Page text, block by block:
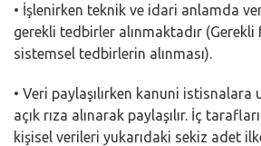
• İşlenirken teknik ve idari anlamda
gerekli tedbirler alınmaktadır (Gerekli
sistemsel tedbirlerin alınması).
• Veri paylaşılırken kanuni istisnalara
açık rıza alınarak paylaşılır. İç
kişisel verileri yukarıdaki sekiz adet